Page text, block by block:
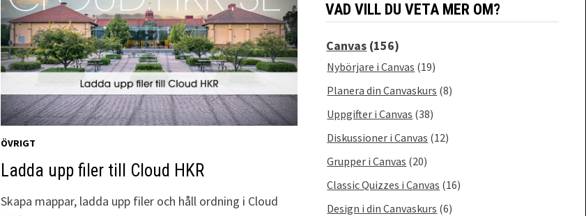
ÖVRIGT
Ladda upp filer till Cloud HKR
Skapa mappar, ladda upp filer och håll ordning i Cloud
VAD VILL DU VETA MER OM?
Canvas (156)
Nybörjare i Canvas (19)
Planera din Canvaskurs (8)
Uppgifter i Canvas (38)
Diskussioner i Canvas (12)
Grupper i Canvas (20)
Classic Quizzes i Canvas (16)
Design i din Canvaskurs (6)